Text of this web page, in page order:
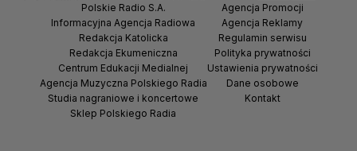
Polskie Radio S.A.
Informacyjna Agencja Radiowa
Redakcja Katolicka
Redakcja Ekumeniczna
Centrum Edukacji Medialnej
Agencja Muzyczna Polskiego Radia
Studia nagraniowe i koncertowe
Sklep Polskiego Radia
Agencja Promocji
Agencja Reklamy
Regulamin serwisu
Polityka prywatności
Ustawienia prywatności
Dane osobowe
Kontakt